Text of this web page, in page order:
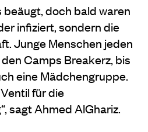
doch bald waren
infiziert, sondern die
Junge Menschen jeden
Camps Breakerz, bis
eine Mädchengruppe.
für die
sagt Ahmed AlGhariz.